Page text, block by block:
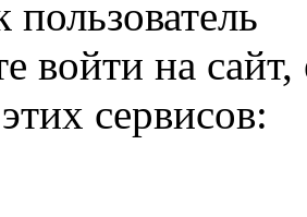
войти на сайт,
сервисов: